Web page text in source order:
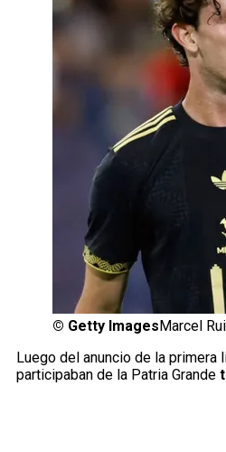
© Getty Images Marcel
Luego del anuncio de la
participaban de la Patria Grande